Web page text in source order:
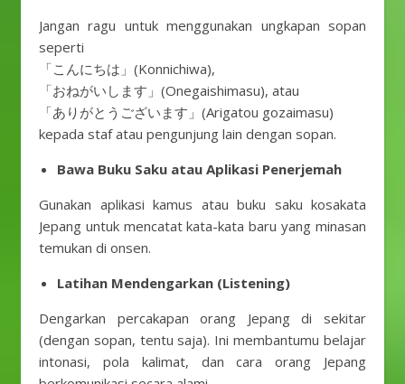
Jangan ragu untuk menggunakan ungkapan sopan
seperti
「こんにちは」(Konnichiwa),
「おねがいします」(Onegaishimasu), atau
「ありがとうございます」(Arigatou gozaimasu)
kepada staf atau pengunjung lain dengan sopan.
Bawa Buku Saku atau Aplikasi Penerjemah
Gunakan aplikasi kamus atau buku saku kosakata
Jepang untuk mencatat kata-kata baru yang minasan
temukan di onsen.
Latihan Mendengarkan (Listening)
Dengarkan percakapan orang Jepang di sekitar
(dengan sopan, tentu saja). Ini membantumu belajar
intonasi, pola kalimat, dan cara orang Jepang